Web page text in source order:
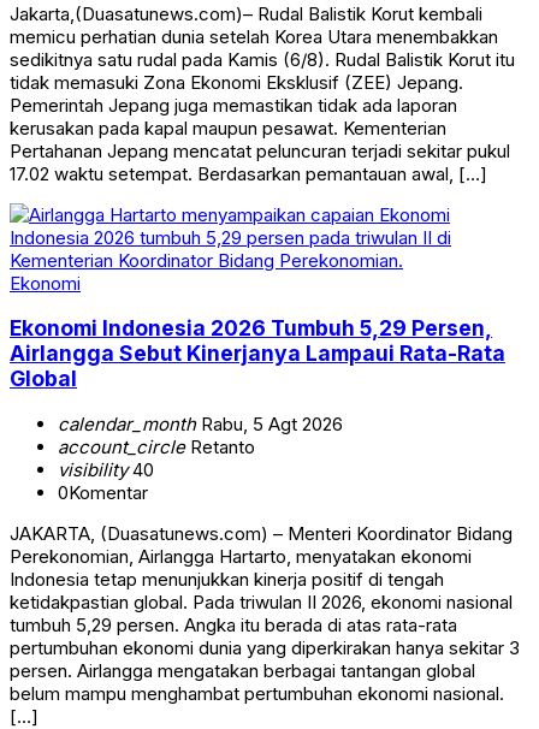
Jakarta,(Duasatunews.com)– Rudal Balistik Korut kembali
memicu perhatian dunia setelah Korea Utara menembakkan
sedikitnya satu rudal pada Kamis (6/8). Rudal Balistik Korut itu
tidak memasuki Zona Ekonomi Eksklusif (ZEE) Jepang.
Pemerintah Jepang juga memastikan tidak ada laporan
kerusakan pada kapal maupun pesawat. Kementerian
Pertahanan Jepang mencatat peluncuran terjadi sekitar pukul
17.02 waktu setempat. Berdasarkan pemantauan awal, […]
Ekonomi
Ekonomi Indonesia 2026 Tumbuh 5,29 Persen,
Airlangga Sebut Kinerjanya Lampaui Rata-Rata
Global
calendar_monthRabu, 5 Agt 2026
account_circleRetanto
visibility40
0Komentar
JAKARTA, (Duasatunews.com) – Menteri Koordinator Bidang
Perekonomian, Airlangga Hartarto, menyatakan ekonomi
Indonesia tetap menunjukkan kinerja positif di tengah
ketidakpastian global. Pada triwulan II 2026, ekonomi nasional
tumbuh 5,29 persen. Angka itu berada di atas rata-rata
pertumbuhan ekonomi dunia yang diperkirakan hanya sekitar 3
persen. Airlangga mengatakan berbagai tantangan global
belum mampu menghambat pertumbuhan ekonomi nasional.
[…]